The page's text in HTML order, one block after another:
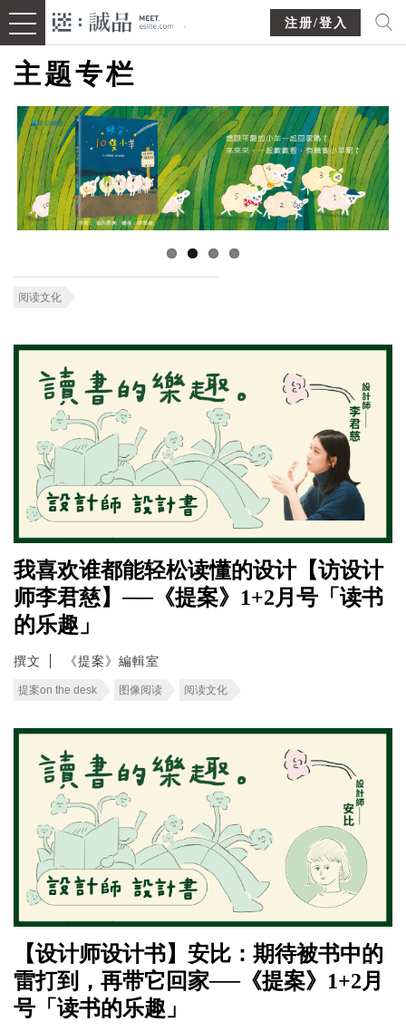
注册/登入
主题专栏
阅读文化
我喜欢谁都能轻松读懂的设计【访设计
师李君慈】──《提案》1+2月号「读书
的乐趣」
撰文 《提案》編輯室
提案on the desk 图像阅读 阅读文化
【设计师设计书】安比：期待被书中的
雷打到，再带它回家──《提案》1+2月
号「读书的乐趣」